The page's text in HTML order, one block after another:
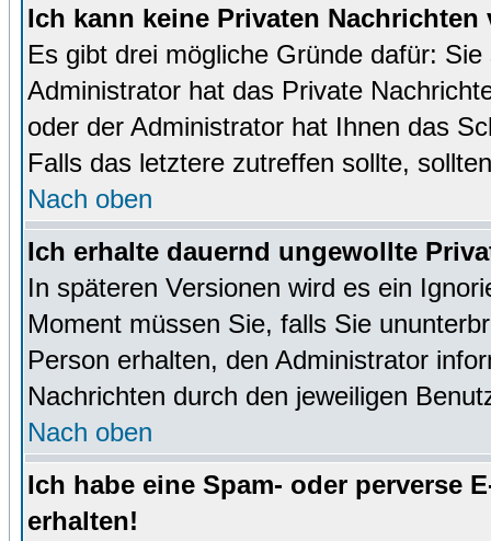
Ich kann keine Privaten Nachrichten
Es gibt drei mögliche Gründe dafür:
Administrator hat das Private
oder der Administrator hat Ihnen das
Falls das letztere zutreffen sollte,
Nach oben
Ich erhalte dauernd ungewollte
In späteren Versionen wird es ein
Moment müssen Sie, falls Sie
Person erhalten, den Administrator
Nachrichten durch den jeweiligen
Nach oben
Ich habe eine Spam- oder perverse
erhalten!